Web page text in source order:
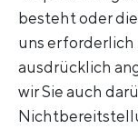
besteht oder
uns erforderlich
ausdrücklich
wir Sie auch